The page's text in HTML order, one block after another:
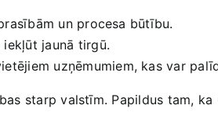
un procesa būtību.
jaunā tirgū.
uzņēmumiem, kas var
starp valstīm. Papildus‍ tam,